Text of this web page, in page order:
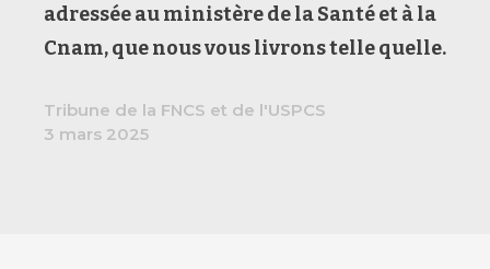
adressée au ministère de la Santé et à la
Cnam, que nous vous livrons telle quelle.
Tribune de la FNCS et de l'USPCS
3 mars 2025